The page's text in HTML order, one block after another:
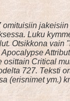
Luku
Otsikkona vain
Critical
727. Teksti
(erisnimet ym.)